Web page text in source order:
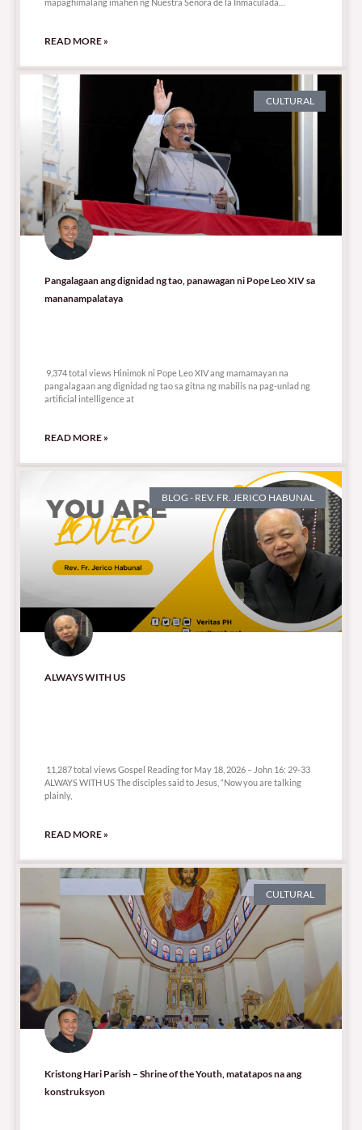
READ MORE »
CULTURAL
Pangalagaan ang dignidad ng tao, panawagan ni Pope Leo XIV sa
mananampalataya
9,374 total views Hinimok ni Pope Leo XIV ang mamamayan na
pangalagaan ang dignidad ng tao sa gitna ng mabilis na pag-unlad ng
artificial intelligence at
READ MORE »
BLOG - REV. FR. JERICO HABUNAL
ALWAYS WITH US
11,287 total views Gospel Reading for May 18, 2026 – John 16: 29-33
ALWAYS WITH US The disciples said to Jesus, “Now you are talking
plainly,
READ MORE »
CULTURAL
Kristong Hari Parish – Shrine of the Youth, matatapos na ang
konstruksyon